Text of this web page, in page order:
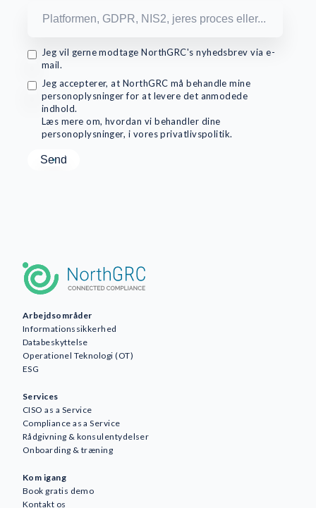
Awareness
Forretningskontinuitet og
robusthed
Jeg vil gerne modtage NorthGRC's nyhedsbrev via e-
mail.
Jeg accepterer, at NorthGRC må behandle mine
personoplysninger for at levere det anmodede
indhold.
Læs mere om, hvordan vi behandler dine
personoplysninger, i vores privatlivspolitik.
Arbejdsområder
Informationssikkerhed
Databeskyttelse
Operationel Teknologi (OT)
ESG
Services
CISO as a Service
Compliance as a Service
Rådgivning & konsulentydelser
Onboarding & træning
Kom igang
Book gratis demo
Kontakt os